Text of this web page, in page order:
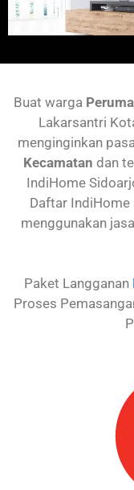
Buat warga
Lakarsantri
menginginkan
Kecamatan dan
IndiHome
Daftar IndiHome
menggunakan
Paket Langganan
Proses